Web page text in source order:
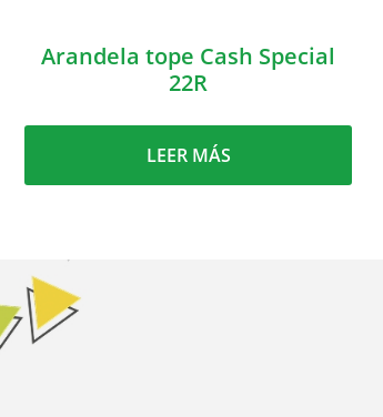
Arandela tope Cash Special
22R
LEER MÁS